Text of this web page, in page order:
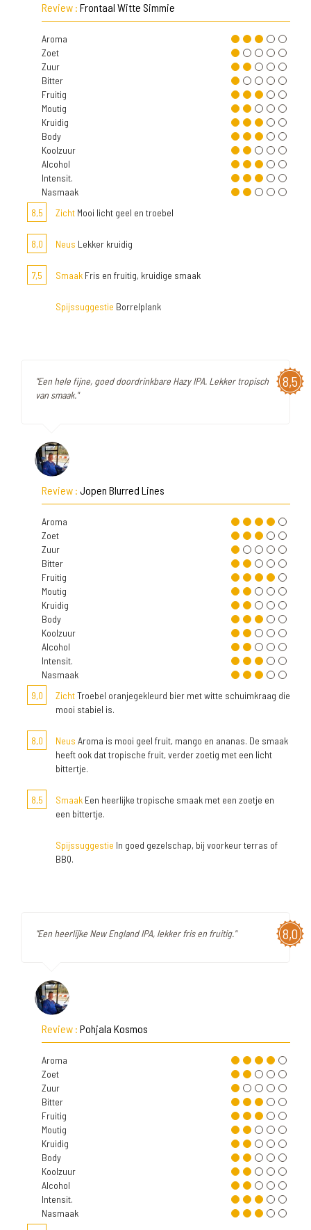
Review : Frontaal Witte Simmie
Aroma
Zoet
Zuur
Bitter
Fruitig
Moutig
Kruidig
Body
Koolzuur
Alcohol
Intensit.
Nasmaak
8,5
Zicht Mooi licht geel en troebel
8,0 Neus Lekker kruidig
7,5 Smaak Fris en fruitig, kruidige smaak
Spijssuggestie Borrelplank
8,5
"Een hele fijne, goed doordrinkbare Hazy IPA. Lekker tropisch
van smaak."
Review : Jopen Blurred Lines
Aroma
Zoet
Zuur
Bitter
Fruitig
Moutig
Kruidig
Body
Koolzuur
Alcohol
Intensit.
Nasmaak
9,0
ZichtTroebel oranjegekleurd bier met witte schuimkraag die
mooi stabiel is.
8,0 Neus Aroma is mooi geel fruit, mango en ananas. De smaak
heeft ook dat tropische fruit, verder zoetig met een licht
bittertje.
8,5 Smaak Een heerlijke tropische smaak met een zoetje en
een bittertje.
Spijssuggestie In goed gezelschap, bij voorkeur terras of
BBQ.
8,0
"Een heerlijke New England IPA, lekker fris en fruitig."
Review : Pohjala Kosmos
Aroma
Zoet
Zuur
Bitter
Fruitig
Moutig
Kruidig
Body
Koolzuur
Alcohol
Intensit.
Nasmaak